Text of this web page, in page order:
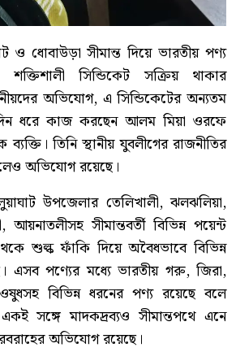
ও ধোবাউড়া সীমান্ত দিয়ে ভারতীয় পণ্য
শক্তিশালী সিন্ডিকেট সক্রিয় থাকার
অভিযোগ, এ সিন্ডিকেটের অন্যতম
ধরে কাজ করছেন আলম মিয়া ওরফে
তিনি স্থানীয় যুবলীগের রাজনীতির
অভিযোগ রয়েছে।
উপজেলার তেলিখালী, ঝলঝলিয়া,
সীমান্তবর্তী বিভিন্ন পয়েন্ট
শুল্ক ফাঁকি দিয়ে অবৈধভাবে বিভিন্ন
এসব পণ্যের মধ্যে ভারতীয় গরু, জিরা,
বিভিন্ন ধরনের পণ্য রয়েছে বলে
একই সঙ্গে মাদকদ্রব্যও সীমান্তপথে এনে
অভিযোগ রয়েছে।